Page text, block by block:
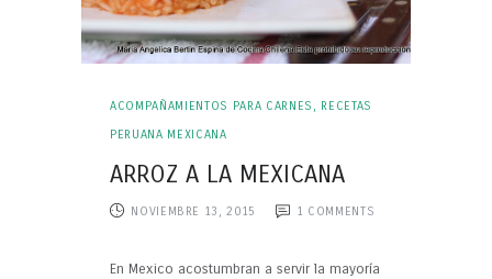
ACOMPAÑAMIENTOS PARA CARNES , RECETAS
PERUANA MEXICANA
ARROZ A LA MEXICANA
NOVIEMBRE 13, 2015 1 COMMENTS
En Mexico acostumbran a servir la mayoría